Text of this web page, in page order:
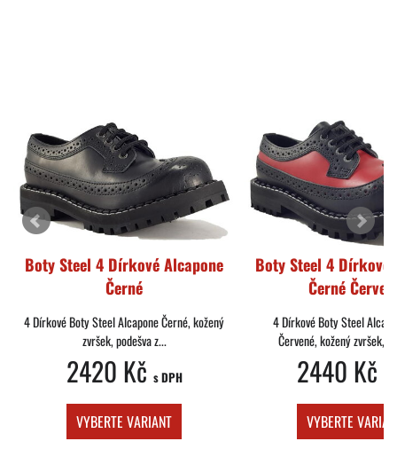
Boty Steel 4 Dírkové Alcapone
Černé
4 Dírkové Boty Steel Alcapone Černé, kožený
zvršek, podešva z...
2420 Kč s DPH
VYBERTE VARIANT
Boty Steel 4 Dírkové
Černé
4 Dírkové Boty Steel
Červené, kožený zvršek,
2440 Kč
VYBERTE